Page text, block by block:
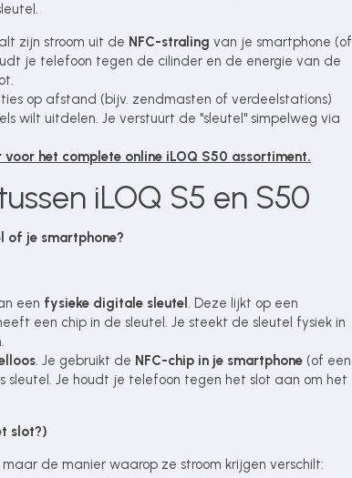
zijn stroom uit de NFC-straling van je smartphone (of
je telefoon tegen de cilinder en de energie van de
op afstand (bijv. zendmasten of verdeelstations)
wilt uitdelen. Je verstuurt de "sleutel" simpelweg via
voor het complete online iLOQ S50 assortiment.
iLOQ S5 en S50
of je smartphone?
een fysieke digitale sleutel . Deze lijkt op een
een chip in de sleutel. Je steekt de sleutel fysiek in
. Je gebruikt de NFC-chip in je smartphone (of een
sleutel. Je houdt je telefoon tegen het slot aan om het
slot?)
de manier waarop ze stroom krijgen verschilt: